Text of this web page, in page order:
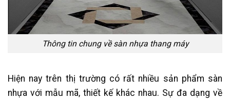
Thông tin chung về sàn nhựa thang máy
Hiện nay trên thị trường có rất nhiều sản phẩm sàn
nhựa với mẫu mã, thiết kế khác nhau. Sự đa dạng về